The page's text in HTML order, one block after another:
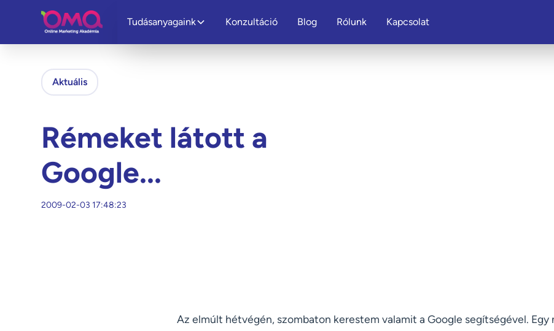
Tudásanyagaink Konzultáció Blog Rólunk Kapcsolat
Aktuális
Rémeket látott a
Google...
2009-02-03 17:48:23
Az elmúlt hétvégén, szombaton kerestem valamit a Google segítségével. Egy